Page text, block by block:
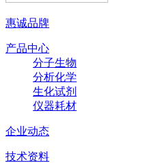
惠诚品牌
产品中心
分子生物
分析化学
生化试剂
仪器耗材
企业动态
技术资料